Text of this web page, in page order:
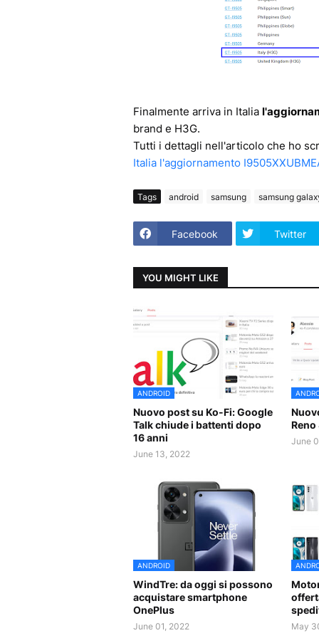
Finalmente arriva in Italia
brand e H3G.
Tutti i dettagli nell'articolo che ho
Italia l'aggiornamento
Tags android samsung samsung
Facebook Twitter
YOU MIGHT LIKE
ANDROID
Nuovo post su Ko-Fi: Google
Talk chiude i battenti dopo
16 anni
June 13, 2022
Reno
June
ANDROID
WindTre: da oggi si possono
acquistare smartphone
OnePlus
June 01, 2022 May